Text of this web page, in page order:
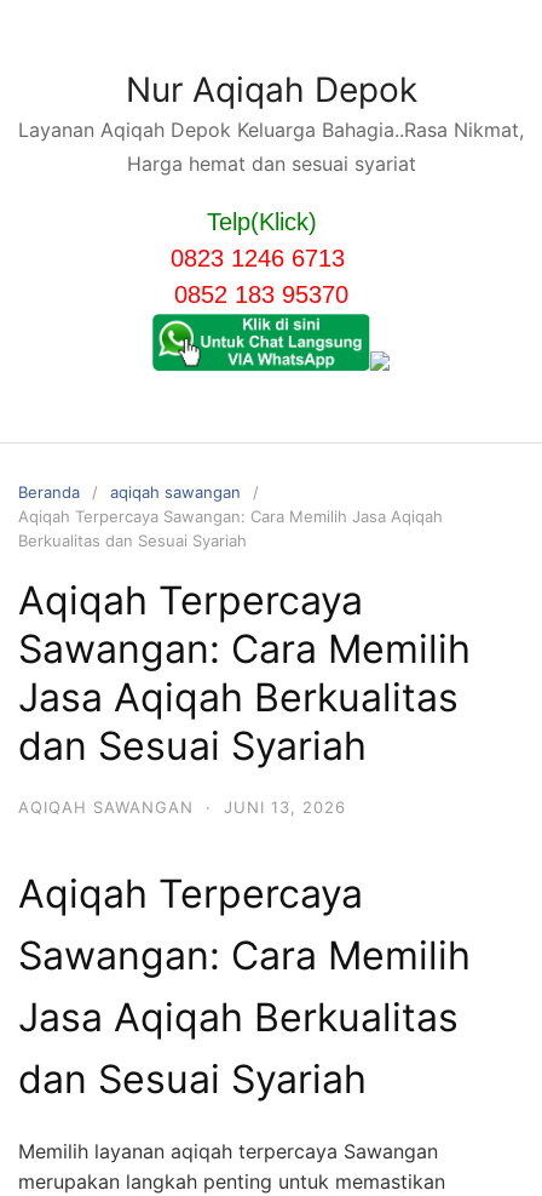
Nur Aqiqah Depok
Layanan Aqiqah Depok Keluarga Bahagia..Rasa Nikmat,
Harga hemat dan sesuai syariat
Telp(Klick)
0823 1246 6713
0852 183 95370
Beranda
aqiqah sawangan
Aqiqah Terpercaya Sawangan: Cara Memilih Jasa Aqiqah
Berkualitas dan Sesuai Syariah
Aqiqah Terpercaya
Sawangan: Cara Memilih
Jasa Aqiqah Berkualitas
dan Sesuai Syariah
AQIQAH SAWANGAN · JUNI 13, 2026
Aqiqah Terpercaya
Sawangan: Cara Memilih
Jasa Aqiqah Berkualitas
dan Sesuai Syariah
Memilih layanan aqiqah terpercaya Sawangan
merupakan langkah penting untuk memastikan